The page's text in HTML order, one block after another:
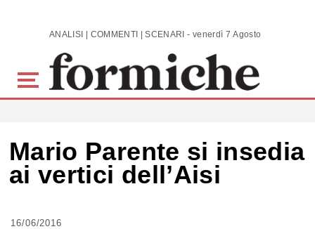
Skip to main content ANALISI | COMMENTI | SCENARI - venerdì 7 Agosto 2026
Mario Parente si insedia
ai vertici dell’Aisi
16/06/2016